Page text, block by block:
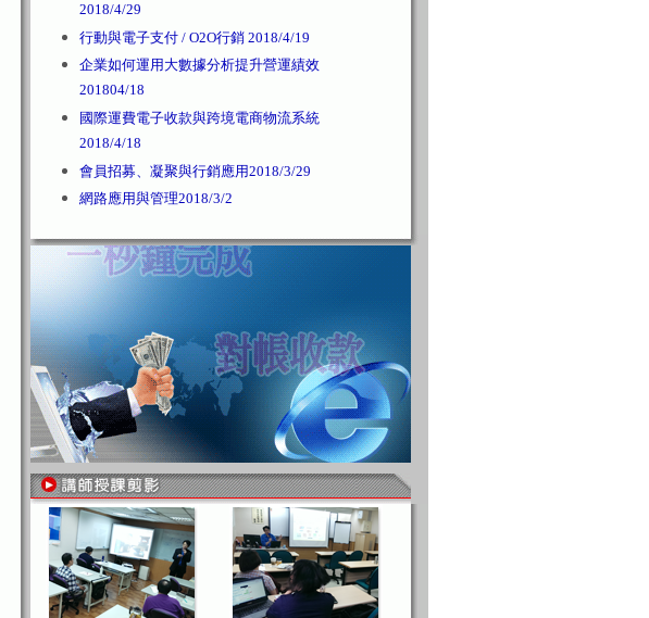
2018/4/29
行動與電子支付 / O2O行銷 2018/4/19
企業如何運用大數據分析提升營運績效
201804/18
國際運費電子收款與跨境電商物流系統
2018/4/18
會員招募、凝聚與行銷應用2018/3/29
網路應用與管理2018/3/2